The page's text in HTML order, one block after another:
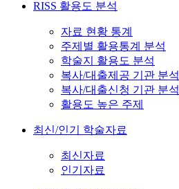
RISS 활용도 분석
자료 현황 통계
주제별 활용통계 분석
학술지 활용도 분석
복사/대출제공 기관 분석
복사/대출신청 기관 분석
활용도 높은 주제
최신/인기 학술자료
최신자료
인기자료